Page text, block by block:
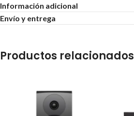
Información adicional
Envío y entrega
Productos relacionados